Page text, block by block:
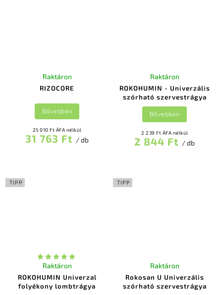
RIZOCORE
Raktáron
25 010 Ft ÁFA nélkül
31 763 Ft / db
Bővebben
ROKOHUMIN - Univerzális
szórható szervestrágya
Raktáron
2 239 Ft ÁFA nélkül
2 844 Ft / db
Bővebben
TIPP
ROKOHUMIN Univerzal
folyékony lombtrágya
Raktáron
TIPP
Rokosan U Univerzális
szórható szervestrágya
Raktáron